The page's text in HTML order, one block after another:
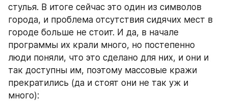
стулья. В итоге сейчас это один из символов
города, и проблема отсутствия сидячих мест в
городе больше не стоит. И да, в начале
программы их крали много, но постепенно
люди поняли, что это сделано для них, и они и
так доступны им, поэтому массовые кражи
прекратились (да и стоят они не так уж и
много):